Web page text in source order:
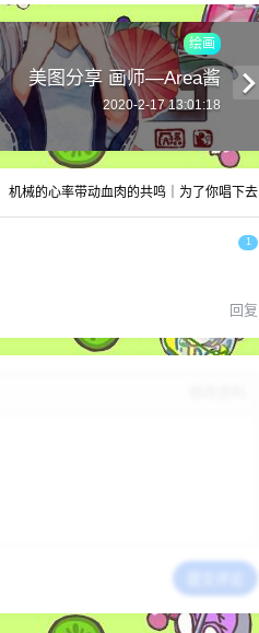
】 【词：苍十三
三） 曲、编曲、调
博：@阿良良木
博：@Minco历
t.cn/zjovkDR
绘画
美图分享 画师—Area酱
2020-2-17 13:01:18
机械的心率带动血肉的共鸣｜为了你唱下去
1
回复